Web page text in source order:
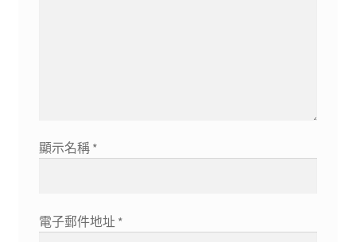
顯示名稱 *
電子郵件地址 *